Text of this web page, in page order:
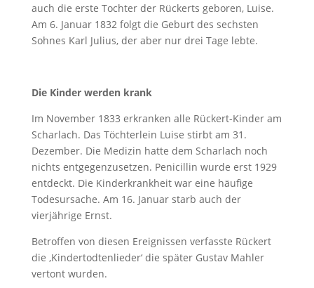
auch die erste Tochter der Rückerts geboren, Luise.
Am 6. Januar 1832 folgt die Geburt des sechsten
Sohnes Karl Julius, der aber nur drei Tage lebte.
Die Kinder werden krank
Im November 1833 erkranken alle Rückert-Kinder am
Scharlach. Das Töchterlein Luise stirbt am 31.
Dezember. Die Medizin hatte dem Scharlach noch
nichts entgegenzusetzen. Penicillin wurde erst 1929
entdeckt. Die Kinderkrankheit war eine häufige
Todesursache. Am 16. Januar starb auch der
vierjährige Ernst.
Betroffen von diesen Ereignissen verfasste Rückert
die ‚Kindertodtenlieder‘ die später Gustav Mahler
vertont wurden.